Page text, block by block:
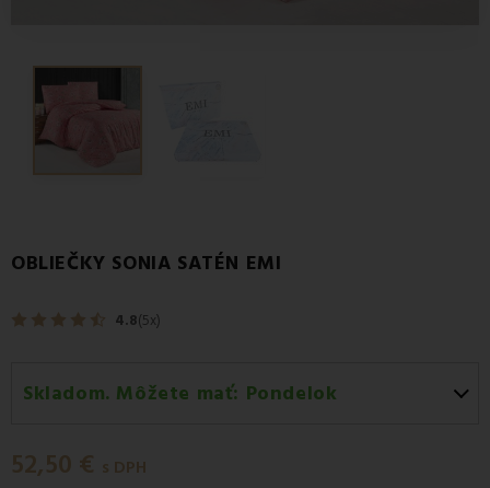
OBLIEČKY SONIA SATÉN EMI
4.8(5x)
Skladom. Môžete mať: Pondelok
Pondelok 10.08
52,50 € s DPH